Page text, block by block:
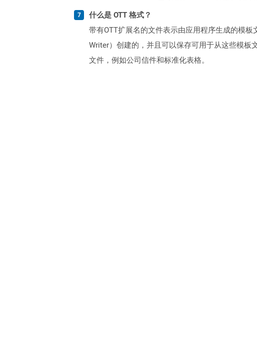
什么是 OTT 格式？
带有OTT扩展名的文件表示由应用程序生成的模
Writer）创建的，并且可以保存可用于从这些模板
文件，例如公司信件和标准化表格。